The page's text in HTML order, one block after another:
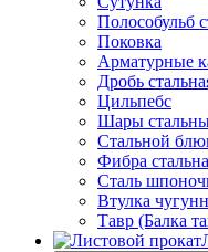
Полособульб
Поковка
Арматурные
Дробь
Цильпебс
Шары
Стальной
Фибра
Сталь
Втулка
Тавр (Балка